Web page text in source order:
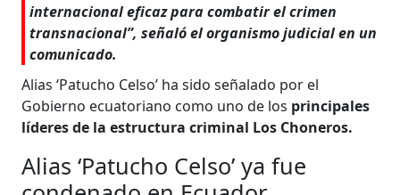
internacional eficaz para combatir el crimen
transnacional”, señaló el organismo judicial en un
comunicado.
Alias ‘Patucho Celso’ ha sido señalado por el
Gobierno ecuatoriano como uno de los principales
líderes de la estructura criminal Los Choneros.
Alias ‘Patucho Celso’ ya fue